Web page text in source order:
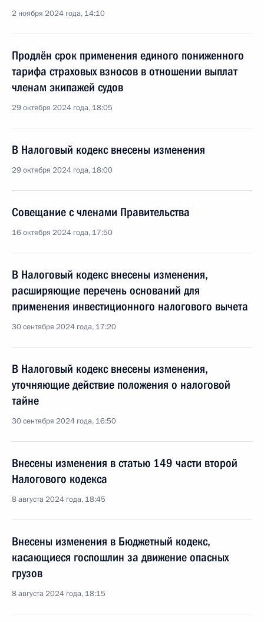
2 ноября 2024 года, 14:10
Продлён срок применения единого пониженного
тарифа страховых взносов в отношении выплат
членам экипажей судов
29 октября 2024 года, 18:05
В Налоговый кодекс внесены изменения
29 октября 2024 года, 18:00
Совещание с членами Правительства
16 октября 2024 года, 17:50
В Налоговый кодекс внесены изменения,
расширяющие перечень оснований для
применения инвестиционного налогового вычета
30 сентября 2024 года, 17:20
В Налоговый кодекс внесены изменения,
уточняющие действие положения о налоговой
тайне
30 сентября 2024 года, 16:50
Внесены изменения в статью 149 части второй
Налогового кодекса
8 августа 2024 года, 18:45
Внесены изменения в Бюджетный кодекс,
касающиеся госпошлин за движение опасных
грузов
8 августа 2024 года, 18:15